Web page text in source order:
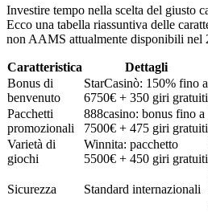
Investire tempo nella scelta del giusto
Ecco una tabella riassuntiva delle
non AAMS attualmente disponibili nel
Caratteristica Dettagli
Bonus di
benvenuto
StarCasinò: 150% fino a
6750€ + 350 giri gratuiti
Pacchetti
promozionali
888casino: bonus fino a
7500€ + 475 giri gratuiti
Varietà di
giochi
Winnita: pacchetto
5500€ + 450 giri gratuiti
Sicurezza Standard internazionali